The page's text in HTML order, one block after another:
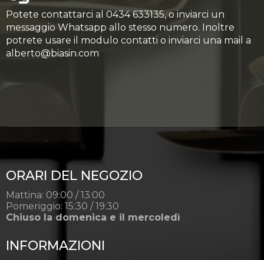
Potete contattarci al 0434 633135, o inviarci un
messaggio Whatsapp allo stesso numero. Inoltre
potrete usare il modulo contatti o inviarci una mail a
alberto@biasin.com
ORARI DEL NEGOZIO
Mattina: 09:00 / 13:00
Pomeriggio: 15:30 / 19:30
Chiuso la domenica e il mercoledì
INFORMAZIONI